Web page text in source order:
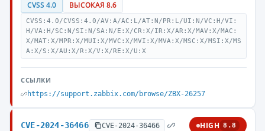
CVSS 4.0 ВЫСОКАЯ 8.6
CVSS:4.0/CVSS:4.0/AV:A/AC:L/AT:N/PR:L/UI:N/VC:H/VI:
H/VA:H/SC:N/SI:N/SA:N/E:X/CR:X/IR:X/AR:X/MAV:X/MAC:
X/MAT:X/MPR:X/MUI:X/MVC:X/MVI:X/MVA:X/MSC:X/MSI:X/MS
A:X/S:X/AU:X/R:X/V:X/RE:X/U:X
ССЫЛКИ
https://support.zabbix.com/browse/ZBX-26257
CVE-2024-36466 CVE-2024-36466 HIGH 8.8